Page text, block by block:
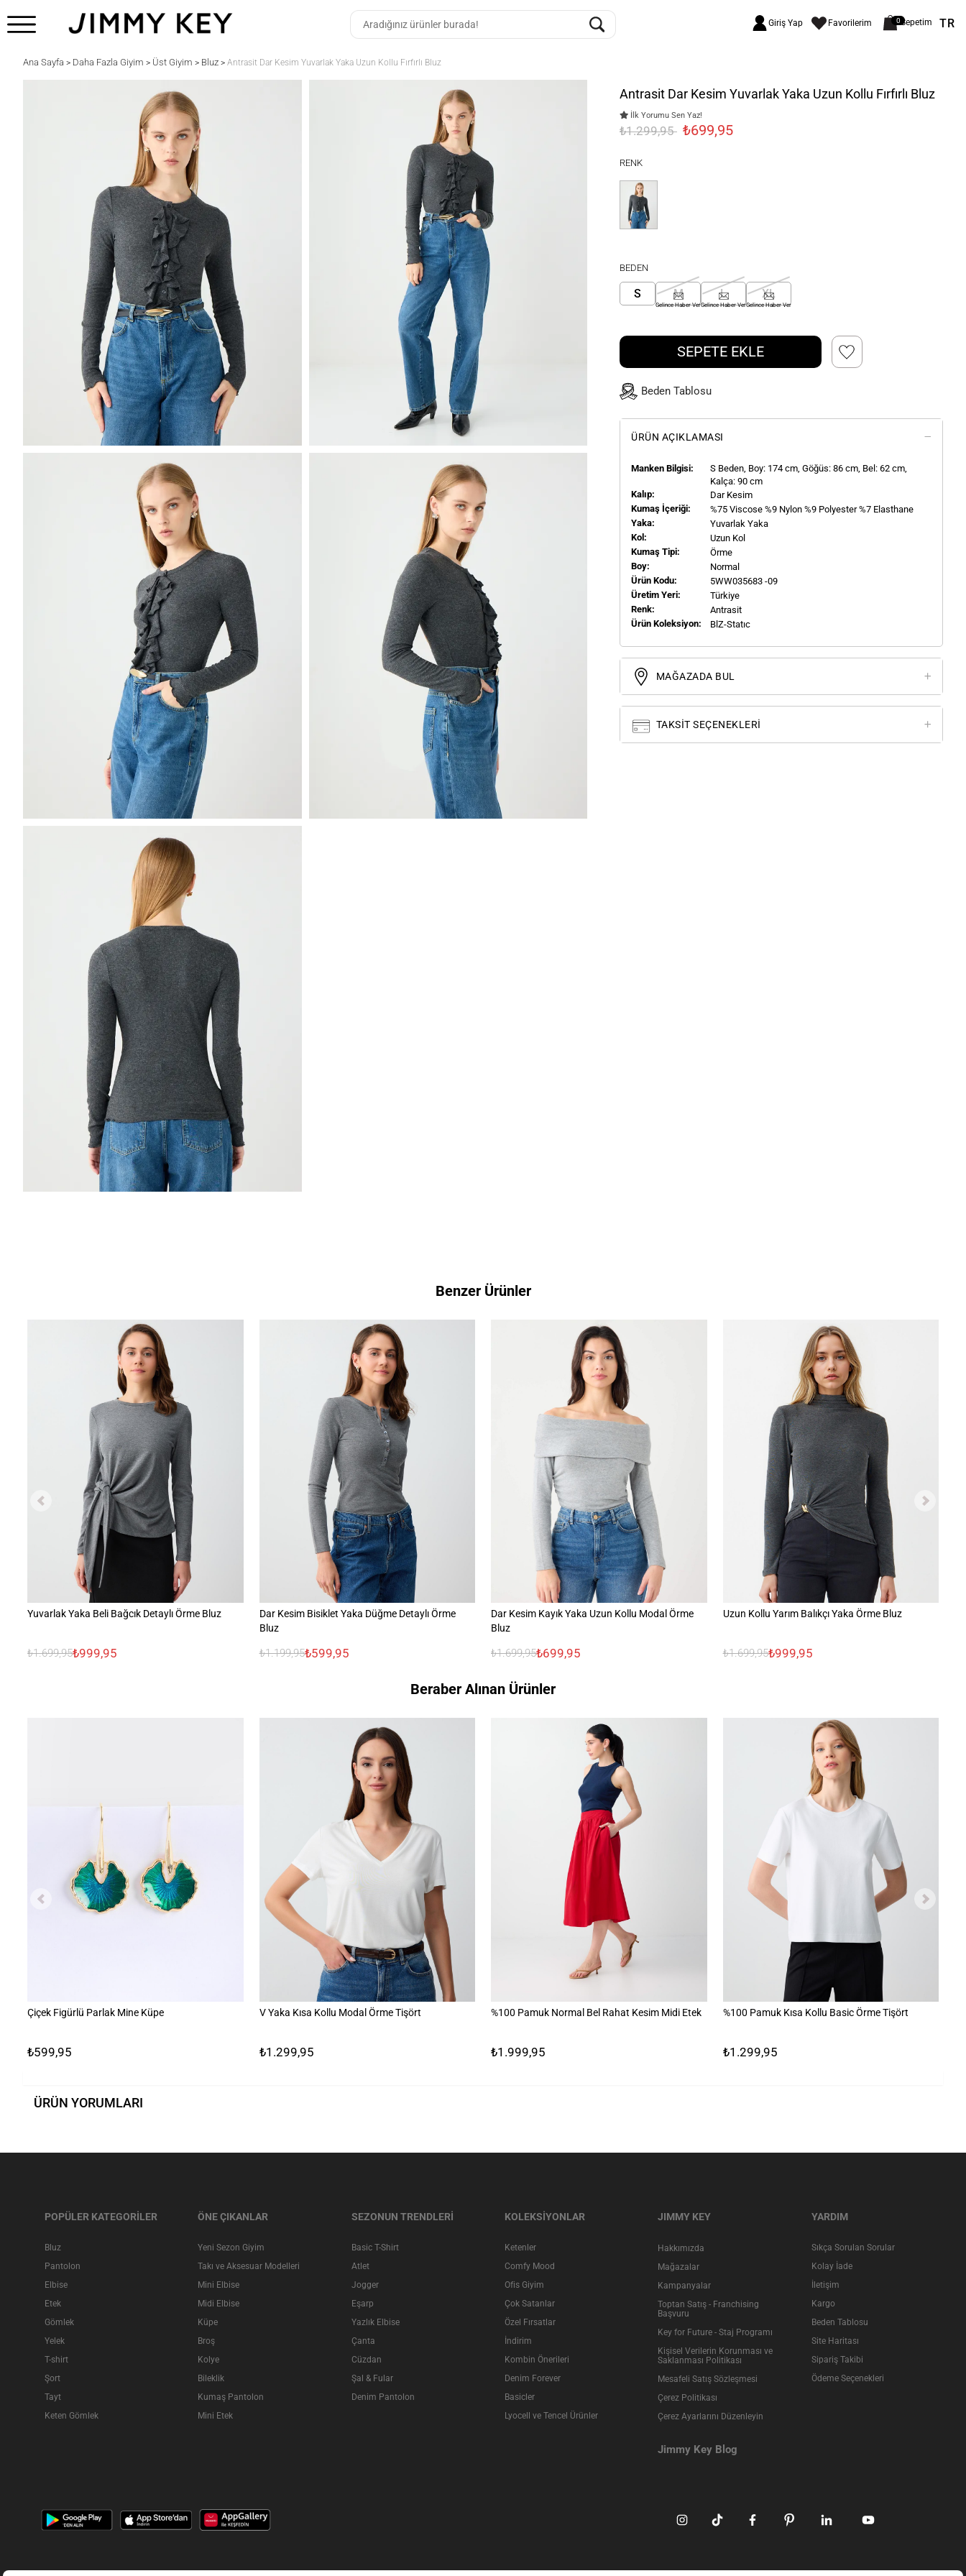
Giriş Yap Favorilerim 0Sepetim TR
Ana Sayfa > Daha Fazla Giyim > Üst Giyim > Bluz > Antrasit Dar Kesim Yuvarlak Yaka Uzun Kollu Fırfırlı Bluz
Antrasit Dar Kesim Yuvarlak Yaka Uzun Kollu Fırfırlı Bluz
İlk Yorumu Sen Yaz!
₺1.299,95 ₺699,95
RENK
BEDEN
S M
Gelince Haber Ver
L
Gelince Haber Ver
XL
Gelince Haber Ver
SEPETE EKLE
Beden Tablosu
ÜRÜN AÇIKLAMASI
Manken Bilgisi: S Beden, Boy: 174 cm, Göğüs: 86 cm, Bel: 62 cm,
Kalça: 90 cm
Kalıp:
Dar Kesim
Kumaş İçeriği:
%75 Viscose %9 Nylon %9 Polyester %7 Elasthane
Yaka:
Yuvarlak Yaka
Kol:
Uzun Kol
Kumaş Tipi:
Örme
Boy:
Normal
Ürün Kodu:
5WW035683 -09
Üretim Yeri:
Türkiye
Renk:
Antrasit
Ürün Koleksiyon:
BlZ-Statıc
MAĞAZADA BUL
TAKSIT SEÇENEKLERI
Benzer Ürünler
Yuvarlak Yaka Beli Bağcık Detaylı Örme Bluz
₺1.699,95₺999,95
Dar Kesim Bisiklet Yaka Düğme Detaylı Örme
Bluz
₺1.199,95₺599,95
Dar Kesim Kayık Yaka Uzun Kollu Modal Örme
Bluz
₺1.699,95₺699,95
Uzun Kollu Yarım Balıkçı Yaka Örme Bluz
₺1.699,95₺999,95
Beraber Alınan Ürünler
Çiçek Figürlü Parlak Mine Küpe
₺599,95
V Yaka Kısa Kollu Modal Örme Tişört
₺1.299,95
%100 Pamuk Normal Bel Rahat Kesim Midi Etek
₺1.999,95
%100 Pamuk Kısa Kollu Basic Örme Tişört
₺1.299,95
ÜRÜN YORUMLARI
POPÜLER KATEGORİLER
Bluz
Pantolon
Elbise
Etek
Gömlek
Yelek
T-shirt
Şort
Tayt
Keten Gömlek
ÖNE ÇIKANLAR
Yeni Sezon Giyim
Takı ve Aksesuar Modelleri
Mini Elbise
Midi Elbise
Küpe
Broş
Kolye
Bileklik
Kumaş Pantolon
Mini Etek
SEZONUN TRENDLERİ
Basic T-Shirt
Atlet
Jogger
Eşarp
Yazlık Elbise
Çanta
Cüzdan
Şal & Fular
Denim Pantolon
KOLEKSİYONLAR
Ketenler
Comfy Mood
Ofis Giyim
Çok Satanlar
Özel Fırsatlar
İndirim
Kombin Önerileri
Denim Forever
Basicler
Lyocell ve Tencel Ürünler
JIMMY KEY
Hakkımızda
Mağazalar
Kampanyalar
Toptan Satış - Franchising
Başvuru
Key for Future - Staj Programı
Kişisel Verilerin Korunması ve
Saklanması Politikası
Mesafeli Satış Sözleşmesi
Çerez Politikası
Çerez Ayarlarını Düzenleyin
Jimmy Key Blog
YARDIM
Sıkça Sorulan Sorular
Kolay İade
İletişim
Kargo
Beden Tablosu
Site Haritası
Sipariş Takibi
Ödeme Seçenekleri